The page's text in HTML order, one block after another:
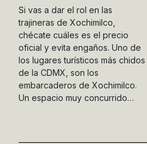
Si vas a dar el rol en las
trajineras de Xochimilco,
chécate cuáles es el precio
oficial y evita engaños. Uno de
los lugares turísticos más chidos
de la CDMX, son los
embarcaderos de Xochimilco.
Un espacio muy concurrido…